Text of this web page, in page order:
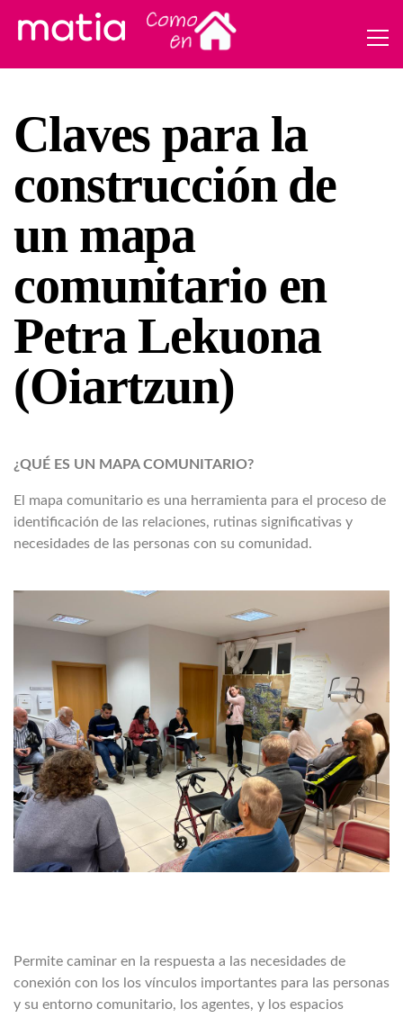
Claves para la
construcción de
un mapa
comunitario en
Petra Lekuona
(Oiartzun)
¿QUÉ ES UN MAPA COMUNITARIO?
El mapa comunitario es una herramienta para el proceso de
identificación de las relaciones, rutinas significativas y
necesidades de las personas con su comunidad.
Permite caminar en la respuesta a las necesidades de
conexión con los los vínculos importantes para las personas
y su entorno comunitario, los agentes, y los espacios